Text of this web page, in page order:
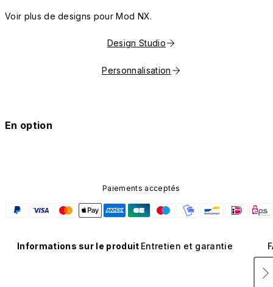
Voir plus de designs pour Mod NX.
Design Studio
Personnalisation
En option
Paiements acceptés
Informations sur le produit Entretien et garantie